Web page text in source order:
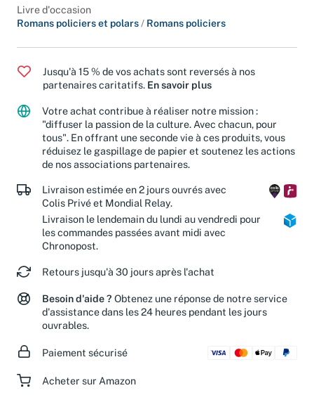
Livre d'occasion
Romans policiers et polars / Romans policiers
Jusqu'à 15 % de vos achats sont reversés à nos
partenaires caritatifs. En savoir plus
Votre achat contribue à réaliser notre mission :
"diffuser la passion de la culture. Avec chacun, pour
tous". En offrant une seconde vie à ces produits, vous
réduisez le gaspillage de papier et soutenez les actions
de nos associations partenaires.
Livraison estimée en 2 jours ouvrés avec
Colis Privé et Mondial Relay.
Livraison le lendemain du lundi au vendredi pour
les commandes passées avant midi avec
Chronopost.
Retours jusqu'à 30 jours après l'achat
Besoin d'aide ? Obtenez une réponse de notre service
d'assistance dans les 24 heures pendant les jours
ouvrables.
Paiement sécurisé
Acheter sur Amazon